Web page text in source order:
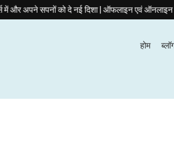
सपनों को दे नई दिशा | ऑफलाइन एवं ऑनलाइन मोड में
होम